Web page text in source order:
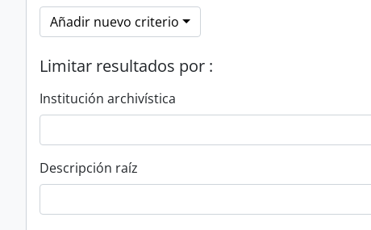
Añadir nuevo criterio
Limitar resultados por :
Institución archivística
Descripción raíz